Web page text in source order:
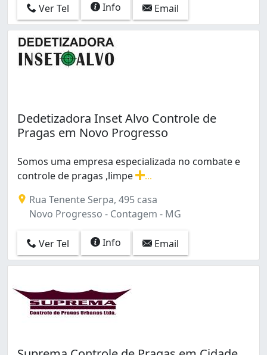
Ver Tel Info Email
Dedetizadora Inset Alvo Controle de
Pragas em Novo Progresso
Somos uma empresa especializada no combate e
controle de pragas ,limpe
Rua Tenente Serpa, 495 casa
Novo Progresso - Contagem - MG
Ver Tel Info Email